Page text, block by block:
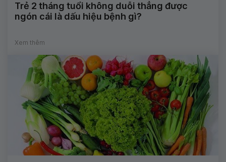
Trẻ 2 tháng tuổi không duỗi thẳng được
ngón cái là dấu hiệu bệnh gì?
Xem thêm